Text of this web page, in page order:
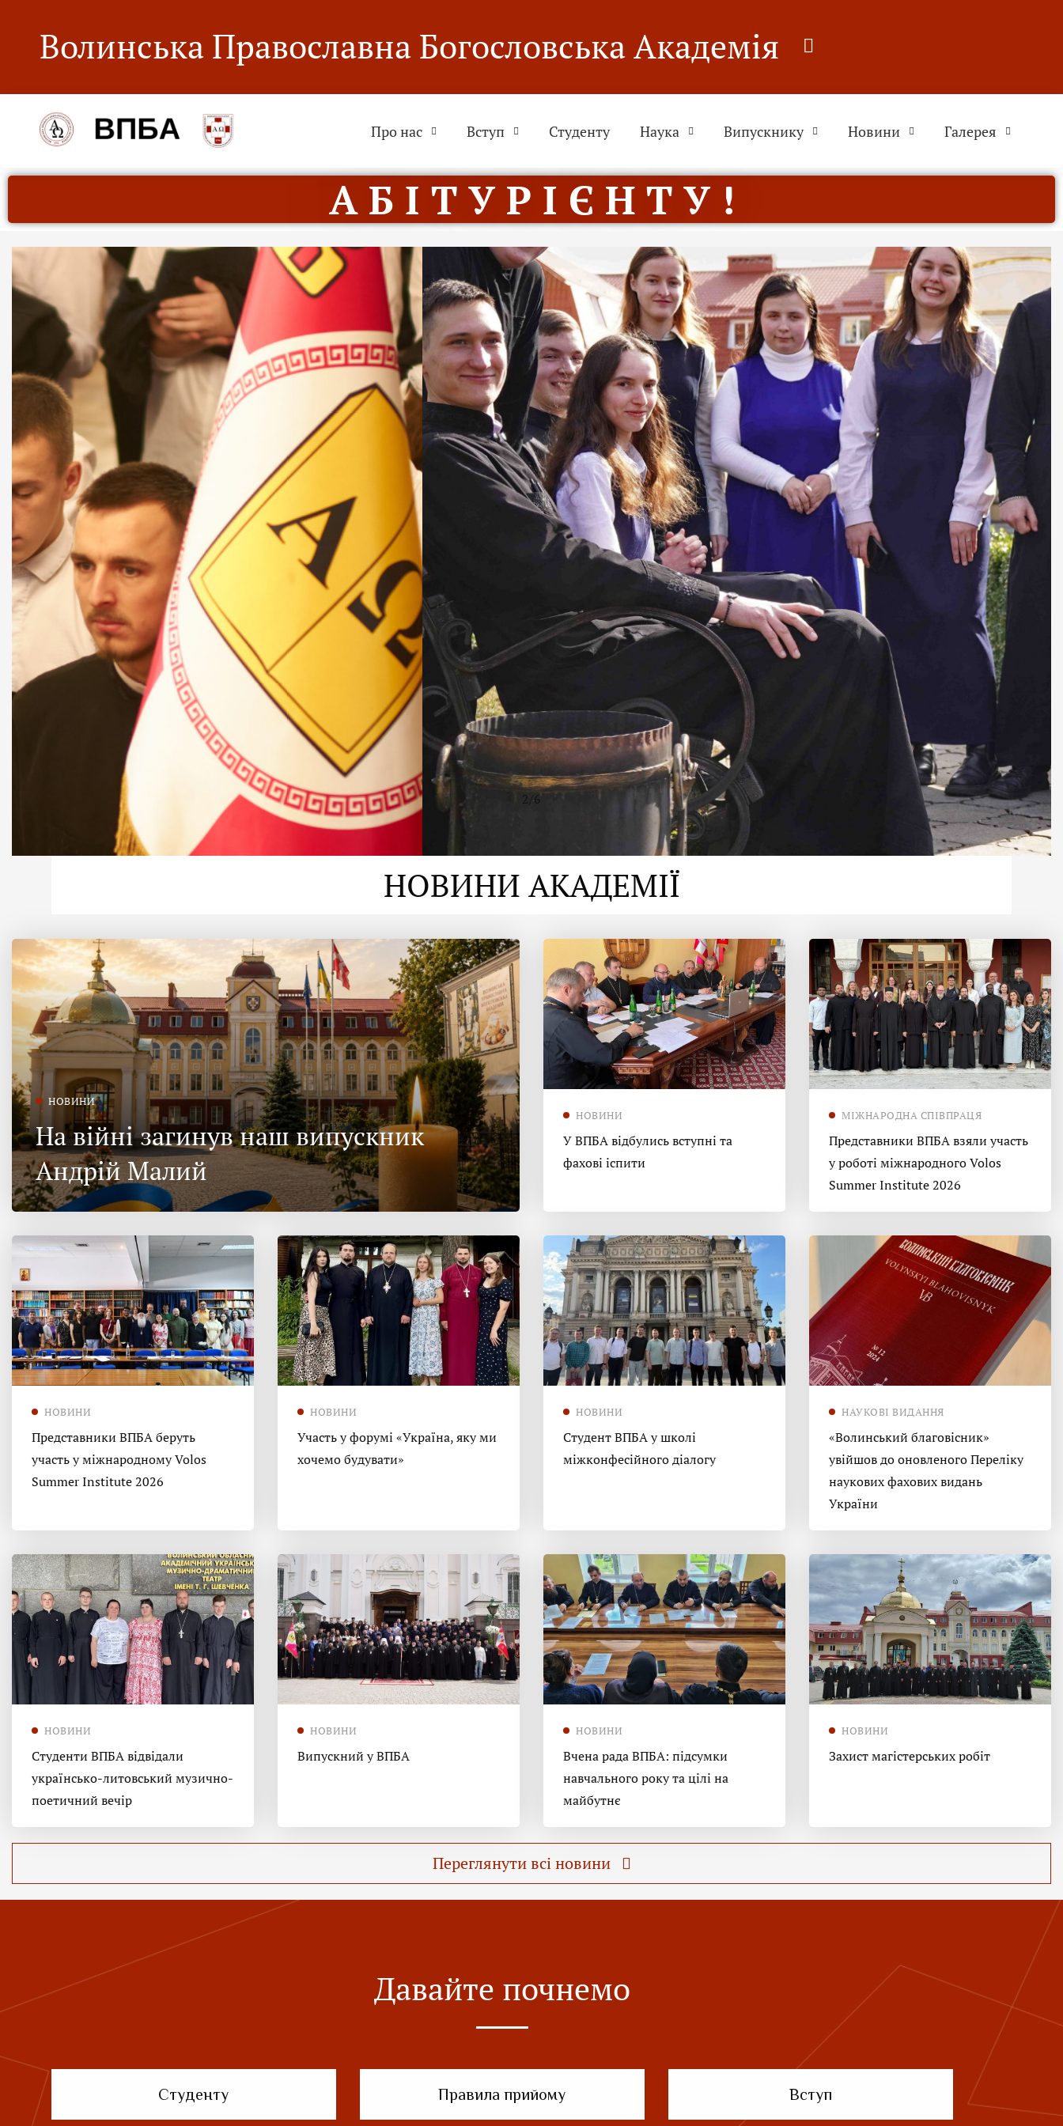
Волинська Православна Богословська Академія
Про нас Вступ Студенту Наука Випускнику Новини Галерея
А Б І Т У Р І Є Н Т У !
ДУХОВНО СИЛЬНІ!
ВПБА — спільнота, де
формується покликання
Читати більше
2 /6
НОВИНИ АКАДЕМІЇ
НОВИНИ
На війні загинув наш випускник
Андрій Малий
НОВИНИ
У ВПБА відбулись вступні та
фахові іспити
МІЖНАРОДНА СПІВПРАЦЯ
Представники ВПБА взяли участь
у роботі міжнародного Volos
Summer Institute 2026
НОВИНИ
Представники ВПБА беруть
участь у міжнародному Volos
Summer Institute 2026
НОВИНИ
Участь у форумі «Україна, яку ми
хочемо будувати»
НОВИНИ
Студент ВПБА у школі
міжконфесійного діалогу
НАУКОВІ ВИДАННЯ
«Волинський благовісник»
увійшов до оновленого Переліку
наукових фахових видань
України
НОВИНИ
Студенти ВПБА відвідали
українсько-литовський музично-
поетичний вечір
НОВИНИ
Випускний у ВПБА
НОВИНИ
Вчена рада ВПБА: підсумки
навчального року та цілі на
майбутнє
НОВИНИ
Захист магістерських робіт
Переглянути всі новини
Давайте почнемо
Студенту Правила прийому Вступ